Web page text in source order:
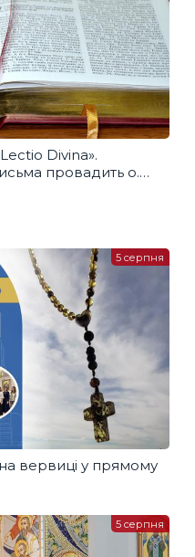
Divina».
провадить о.
вервиці у прямому
5 серпня
5 серпня